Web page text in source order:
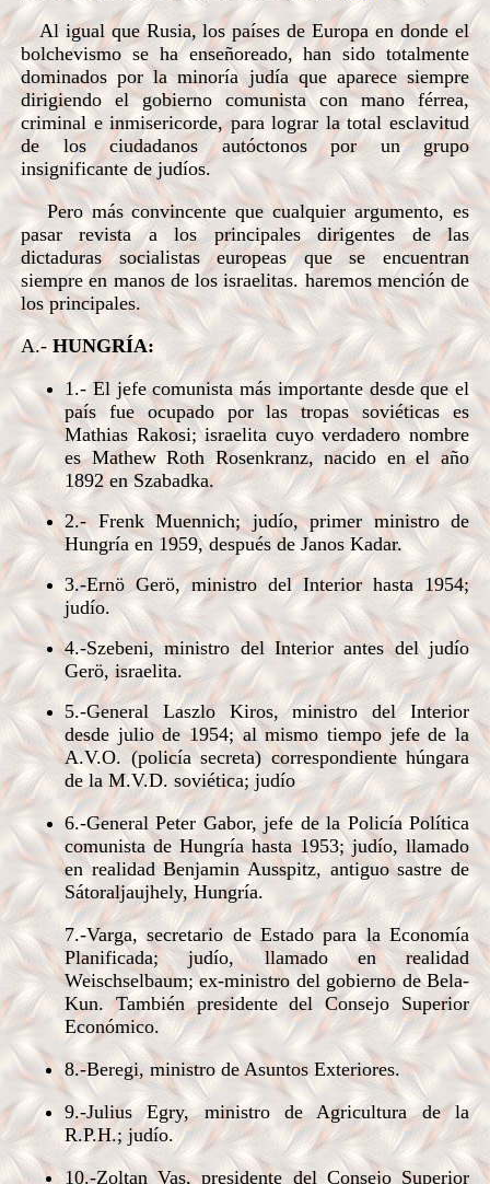
Al igual que Rusia, los países de Europa en donde el
bolchevismo se ha enseñoreado, han sido totalmente
dominados por la minoría judía que aparece siempre
dirigiendo el gobierno comunista con mano férrea,
criminal e inmisericorde, para lograr la total esclavitud
de los ciudadanos autóctonos por un grupo
insignificante de judíos.
Pero más convincente que cualquier argumento, es
pasar revista a los principales dirigentes de las
dictaduras socialistas europeas que se encuentran
siempre en manos de los israelitas. haremos mención de
los principales.
A.-HUNGRÍA:
1.- El jefe comunista más importante desde que el
país fue ocupado por las tropas soviéticas es
Mathias Rakosi; israelita cuyo verdadero nombre
es Mathew Roth Rosenkranz, nacido en el año
1892 en Szabadka.
2.- Frenk Muennich; judío, primer ministro de
Hungría en 1959, después de Janos Kadar.
3.-Ernö Gerö, ministro del Interior hasta 1954;
judío.
4.-Szebeni, ministro del Interior antes del judío
Gerö, israelita.
5.-General Laszlo Kiros, ministro del Interior
desde julio de 1954; al mismo tiempo jefe de la
A.V.O. (policía secreta) correspondiente húngara
de la M.V.D. soviética; judío
6.-General Peter Gabor, jefe de la Policía Política
comunista de Hungría hasta 1953; judío, llamado
en realidad Benjamin Ausspitz, antiguo sastre de
Sátoraljaujhely, Hungría.
7.-Varga, secretario de Estado para la Economía
Planificada; judío, llamado en realidad
Weischselbaum; ex-ministro del gobierno de Bela-
Kun. También presidente del Consejo Superior
Económico.
8.-Beregi, ministro de Asuntos Exteriores.
9.-Julius Egry, ministro de Agricultura de la
R.P.H.; judío.
10.-Zoltan Vas, presidente del Consejo Superior